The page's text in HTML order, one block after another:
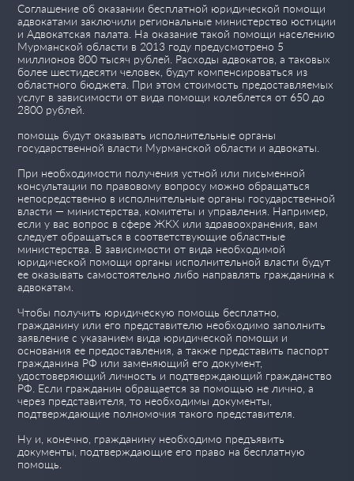
Соглашение об оказании бесплатной юридической помощи
адвокатами заключили региональные министерство юстиции
и Адвокатская палата. На оказание такой помощи населению
Мурманской области в 2013 году предусмотрено 5
миллионов 800 тысяч рублей. Расходы адвокатов, а таковых
более шестидесяти человек, будут компенсироваться из
областного бюджета. При этом стоимость предоставляемых
услуг в зависимости от вида помощи колеблется от 650 до
2800 рублей.
помощь будут оказывать исполнительные органы
государственной власти Мурманской области и адвокаты.
При необходимости получения устной или письменной
консультации по правовому вопросу можно обращаться
непосредственно в исполнительные органы государственной
власти — министерства, комитеты и управления. Например,
если у вас вопрос в сфере ЖКХ или здравоохранения, вам
следует обращаться в соответствующие областные
министерства. В зависимости от вида необходимой
юридической помощи органы исполнительной власти будут
ее оказывать самостоятельно либо направлять гражданина к
адвокатам.
Чтобы получить юридическую помощь бесплатно,
гражданину или его представителю необходимо заполнить
заявление с указанием вида юридической помощи и
основания ее предоставления, а также представить паспорт
гражданина РФ или заменяющий его документ,
удостоверяющий личность и подтверждающий гражданство
РФ. Если гражданин обращается за помощью не лично, а
через представителя, то необходимы документы,
подтверждающие полномочия такого представителя.
Ну и, конечно, гражданину необходимо предъявить
документы, подтверждающие его право на бесплатную
помощь.